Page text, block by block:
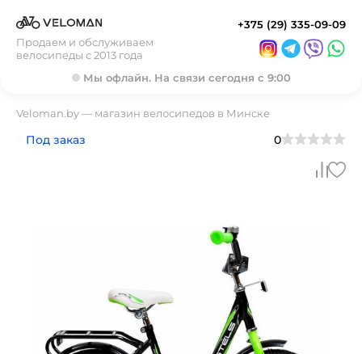
Продаем и обслуживаем
велосипеды с 2013 года
+375 (29) 335-09-09
Мы офлайн. На связи сегодня с 9:00
Veloman.by — магазин велосипедов в Минске
Под заказ 0